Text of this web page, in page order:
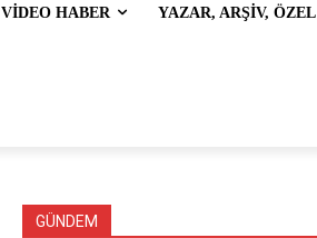
VİDEO HABER YAZAR, ARŞİV, ÖZEL
GÜNDEM